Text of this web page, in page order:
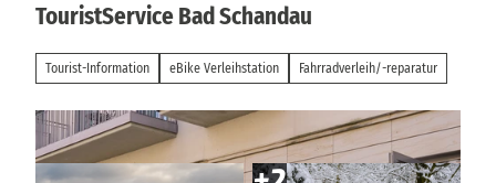
TouristService Bad Schandau
Tourist-Information eBike Verleihstation Fahrradverleih/-reparatur